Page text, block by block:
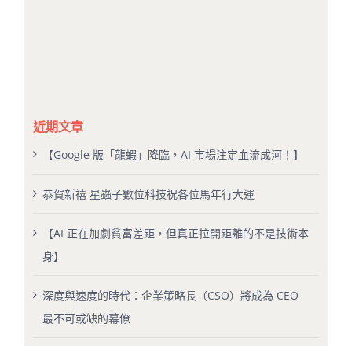
近期文章
【Google 版「龍蝦」降臨，AI 市場注定血流成河！】
恭賀新禧 星蟲子數位科技祝各位馬年行大運
【AI 正在加劇貧富差距，但真正拉開距離的不是技術本
身】
深度與速度的時代：企業策略長（CSO）將成為 CEO
最不可或缺的幕僚